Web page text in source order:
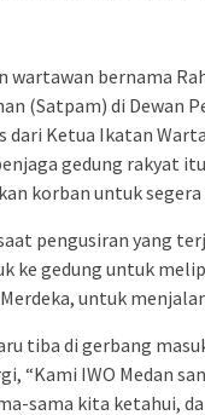
wartawan bernama
(Satpam) di Dewan
dari Ketua Ikatan
gedung rakyat
korban untuk
pengusiran yang
ke gedung untuk
untuk
tiba di gerbang
“Kami IWO Medan
sama kita ketahui,